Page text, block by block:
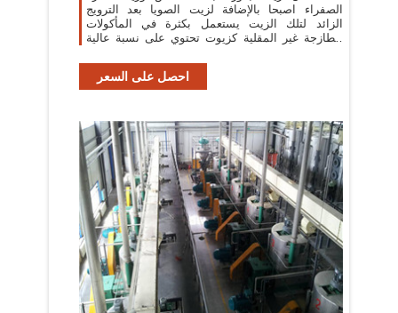
الصفراء اصبحا بالإضافة لزيت الصويا بعد الترويج
الزائد لتلك الزيت يستعمل بكثرة في المأكولات
الطازجة غير المقلية كزيوت تحتوي على نسبة عالية
احصل على السعر